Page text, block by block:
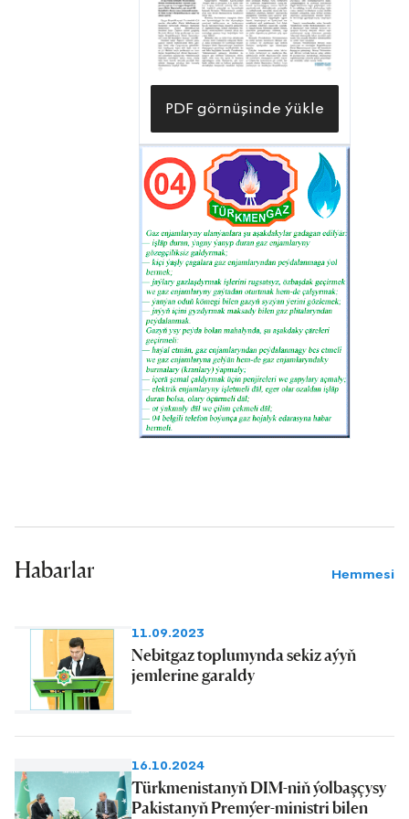
PDF görnüşinde ýükle
Habarlar Hemmesi
11.09.2023
Nebitgaz toplumynda sekiz aýyň
jemlerine garaldy
16.10.2024
Türkmenistanyň DIM-niň ýolbaşçysy
Pakistanyň Premýer-ministri bilen